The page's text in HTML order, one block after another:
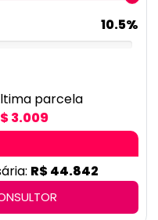
10.5%
parcela
3.009
R$ 44.842